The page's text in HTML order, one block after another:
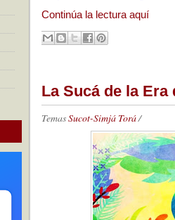
Continúa la lectura aquí
La Sucá de la Era
TemasSucot-Simjá Torá/